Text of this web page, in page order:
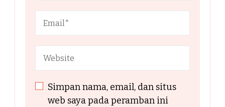
Simpan nama, email, dan situs
web saya pada peramban ini